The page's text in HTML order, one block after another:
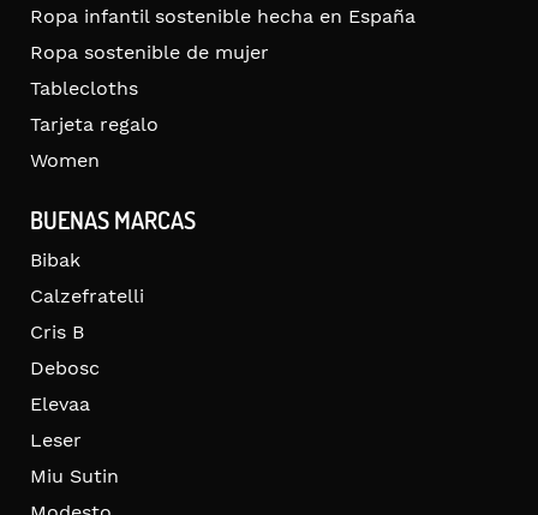
Ropa infantil sostenible hecha en España
Ropa sostenible de mujer
Tablecloths
Tarjeta regalo
Women
BUENAS MARCAS
Bibak
Calzefratelli
Cris B
Debosc
Elevaa
Leser
Miu Sutin